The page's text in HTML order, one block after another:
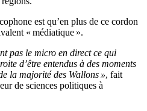
est qu’en plus de ce cordon
« médiatique ».
pas le micro en direct ce qui
d’être entendus à des moments
la majorité des Wallons », fait
de sciences politiques à